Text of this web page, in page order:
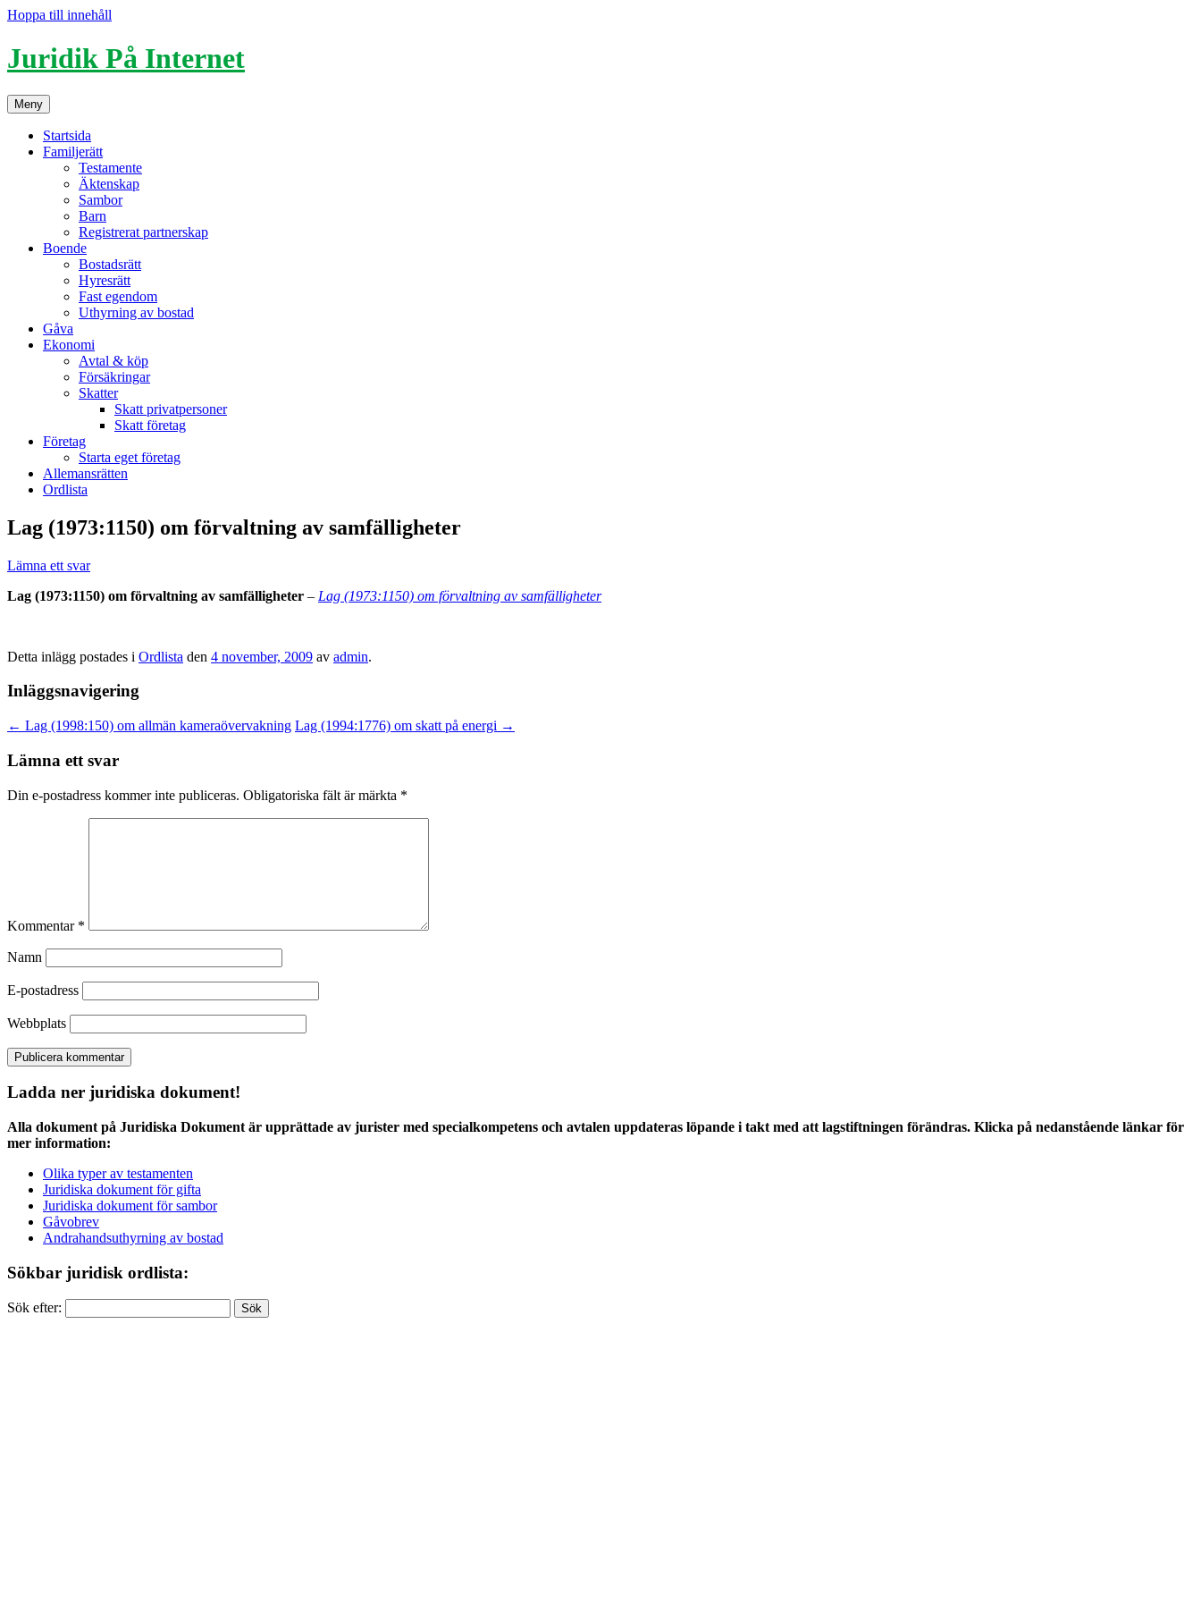
Hoppa till innehåll
Juridik På Internet
Meny
Startsida
Familjerätt
Testamente
Äktenskap
Sambor
Barn
Registrerat partnerskap
Boende
Bostadsrätt
Hyresrätt
Fast egendom
Uthyrning av bostad
Gåva
Ekonomi
Avtal & köp
Försäkringar
Skatter
Skatt privatpersoner
Skatt företag
Företag
Starta eget företag
Allemansrätten
Ordlista
Lag (1973:1150) om förvaltning av samfälligheter
Lämna ett svar
Lag (1973:1150) om förvaltning av samfälligheter – Lag (1973:1150) om förvaltning av samfälligheter
Detta inlägg postades i Ordlista den 4 november, 2009 av admin.
Inläggsnavigering
← Lag (1998:150) om allmän kameraövervakning Lag (1994:1776) om skatt på energi →
Lämna ett svar
Din e-postadress kommer inte publiceras. Obligatoriska fält är märkta *
Kommentar *
Namn
E-postadress
Webbplats
Ladda ner juridiska dokument!
Alla dokument på Juridiska Dokument är upprättade av jurister med specialkompetens och avtalen uppdateras löpande i takt med att lagstiftningen förändras. Klicka på nedanstående länkar för
mer information:
Olika typer av testamenten
Juridiska dokument för gifta
Juridiska dokument för sambor
Gåvobrev
Andrahandsuthyrning av bostad
Sökbar juridisk ordlista:
Sök efter: